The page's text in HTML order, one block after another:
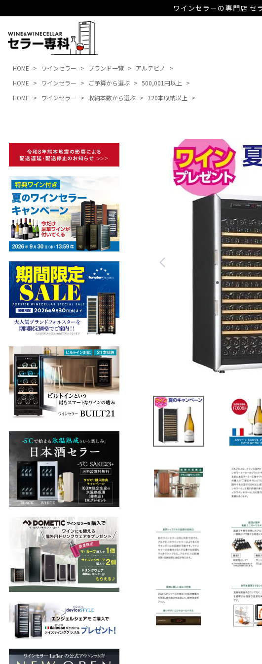
ワインセラーの専門店 セ
HOME ワインセラー ブランド一覧
アルテビノ
HOME
ワインセラー ご予算から選ぶ
500,001円以上
HOME
ワインセラー 収納本数から選ぶ 120本収納以上